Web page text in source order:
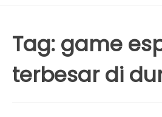
Tag: game
terbesar di